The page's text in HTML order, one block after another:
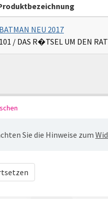
BATMAN NEU 2017
101 / DAS R�TSEL UM DEN
Sie die Hinweise zum